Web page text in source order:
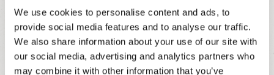
We use cookies to personalise content and ads, to
provide social media features and to analyse our traffic.
We also share information about your use of our site with
our social media, advertising and analytics partners who
may combine it with other information that you’ve
schön.
Hotel Post Örglwirt